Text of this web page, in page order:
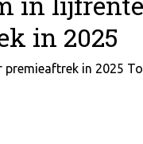
in 2025
in 2025